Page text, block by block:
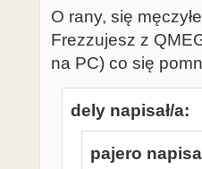
O rany, się
Frezzujesz z
na PC) co się
dely napisał/a:
pajero